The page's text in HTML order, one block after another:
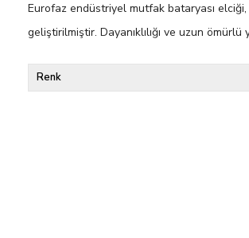
Eurofaz endüstriyel mutfak bataryası elciği,
geliştirilmiştir. Dayanıklılığı ve uzun ömürlü
Renk